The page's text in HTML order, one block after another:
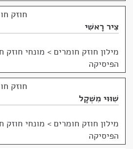
חוזק
צִיר רָאשִׁי
מילון חוזק חומרים > מונחי חוזק
הפיסיקה
חוזק
שִׁוּוּי מִשְׁקָל
מילון חוזק חומרים > מונחי חוזק
הפיסיקה